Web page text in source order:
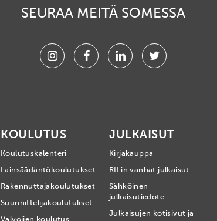
SEURAA MEITÄ SOMESSA
InstagramFacebookLinkedinTwitter
KOULUTUS
Koulutuskalenteri
Lainsäädäntökoulutukset
Rakennuttajakoulutukset
Suunnittelijakoulutukset
Valvojien koulutus
JULKAISUT
Kirjakauppa
RILin vanhat julkaisut
Sähköinen
julkaisutiedote
Julkaisujen kotisivut ja